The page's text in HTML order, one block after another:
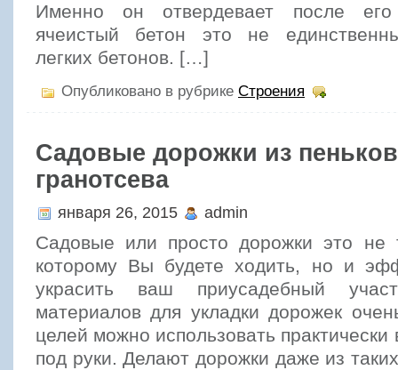
Именно он отвердевает после
ячеистый бетон это не
легких бетонов. […]
Опубликовано в рубрике Строения
Садовые дорожки из
гранотсева
января 26, 2015 admin
Садовые или просто дорожки это не
которому Вы будете ходить, но и
украсить ваш приусадебный
материалов для укладки дорожек
целей можно использовать практически
под руки. Делают дорожки даже из